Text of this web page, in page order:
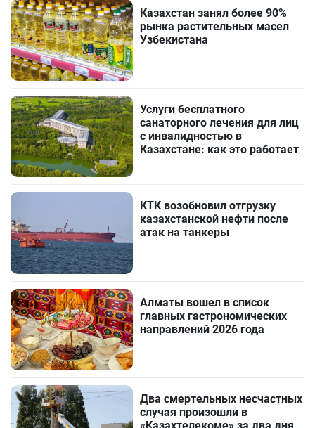
Казахстан занял более 90%
рынка растительных масел
Узбекистана
Услуги бесплатного
санаторного лечения для лиц
с инвалидностью в
Казахстане: как это работает
КТК возобновил отгрузку
казахстанской нефти после
атак на танкеры
Алматы вошел в список
главных гастрономических
направлений 2026 года
Два смертельных несчастных
случая произошли в
«Казахтелекоме» за два дня